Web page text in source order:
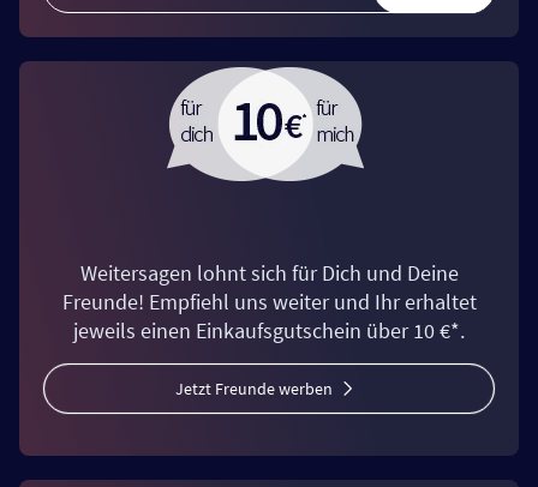
Weitersagen lohnt sich für Dich und Deine
Freunde! Empfiehl uns weiter und Ihr erhaltet
jeweils einen Einkaufsgutschein über 10 €*.
Jetzt Freunde werben